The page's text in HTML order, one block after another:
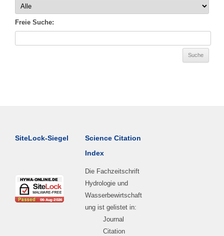
Freie Suche:
SiteLock-Siegel
Science Citation
Index
Die Fachzeitschrift
Hydrologie und
Wasserbewirtschaft
ung ist gelistet in:
Journal
Citation